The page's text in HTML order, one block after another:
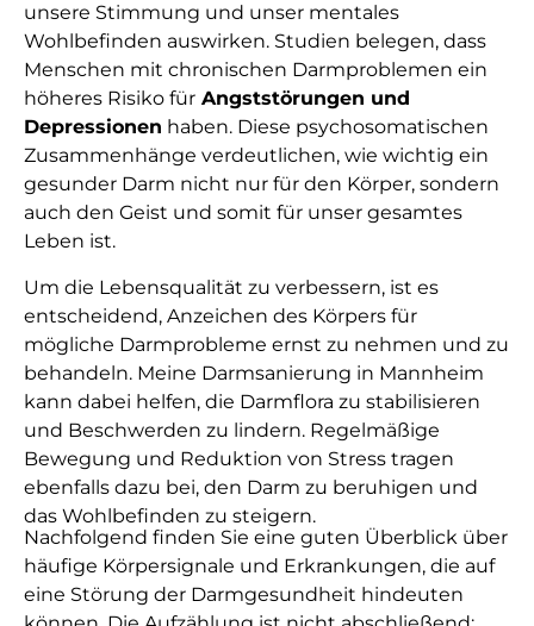
unsere Stimmung und unser mentales
Wohlbefinden auswirken. Studien belegen, dass
Menschen mit chronischen Darmproblemen ein
höheres Risiko für Angststörungen und
Depressionen haben. Diese psychosomatischen
Zusammenhänge verdeutlichen, wie wichtig ein
gesunder Darm nicht nur für den Körper, sondern
auch den Geist und somit für unser gesamtes
Leben ist.
Um die Lebensqualität zu verbessern, ist es
entscheidend, Anzeichen des Körpers für
mögliche Darmprobleme ernst zu nehmen und zu
behandeln. Meine Darmsanierung in Mannheim
kann dabei helfen, die Darmflora zu stabilisieren
und Beschwerden zu lindern. Regelmäßige
Bewegung und Reduktion von Stress tragen
ebenfalls dazu bei, den Darm zu beruhigen und
das Wohlbefinden zu steigern.
Nachfolgend finden Sie eine guten Überblick über
häufige Körpersignale und Erkrankungen, die auf
eine Störung der Darmgesundheit hindeuten